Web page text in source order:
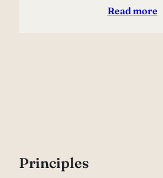
Read more
Principles